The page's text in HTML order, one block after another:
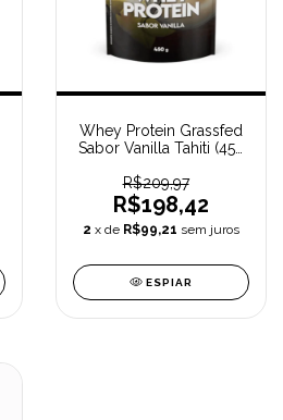
Whey Protein Grassfed
Sabor Vanilla Tahiti (450
R$209,97
R$198,42
2 x de R$99,21 sem juros
ESPIAR